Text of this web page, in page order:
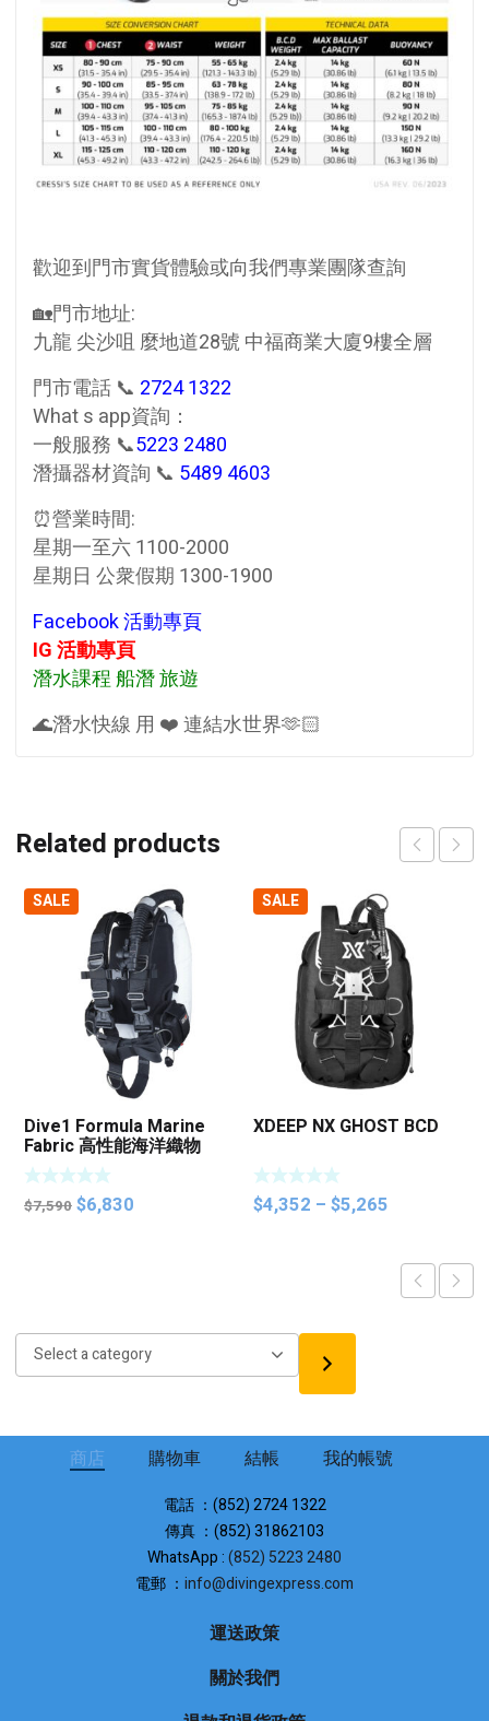
Select
歡迎到門市實貨體驗或向我們專業團隊查詢
🏡門市地址:
九龍 尖沙咀 麼地道28號 中福商業大廈9樓全層
門市電話 📞 2724 1322
What s app資詢：
一般服務 📞5223 2480
潛攝器材資詢 📞 5489 4603
⏰營業時間:
星期一至六 1100-2000
星期日 公衆假期 1300-1900
Facebook 活動專頁
IG 活動專頁
潛水課程 船潛 旅遊
🌊潛水快線 用 ❤️ 連結水世界🫶🏻
Related products
SALE
Dive1 Formula Marine
Fabric 高性能海洋織物
BCD
$7,590 Original
$6,830
SALE
XDEEP NX GHOST BCD
$4,352 – $5,265
through
商店 購物車 結帳 我的帳號
電話 ：(852) 2724 1322
傳真 ：(852) 31862103
WhatsApp :(852) 5223 2480
電郵 ： info@divingexpress.com
運送政策
關於我們